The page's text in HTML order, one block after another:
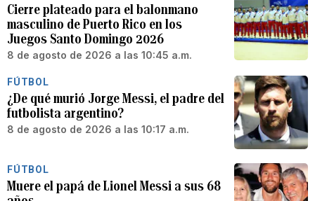
Cierre plateado para el balonmano
masculino de Puerto Rico en los
Juegos Santo Domingo 2026
8 de agosto de 2026 a las 10:45 a.m.
FÚTBOL
¿De qué murió Jorge Messi, el padre del
futbolista argentino?
8 de agosto de 2026 a las 10:17 a.m.
FÚTBOL
Muere el papá de Lionel Messi a sus 68